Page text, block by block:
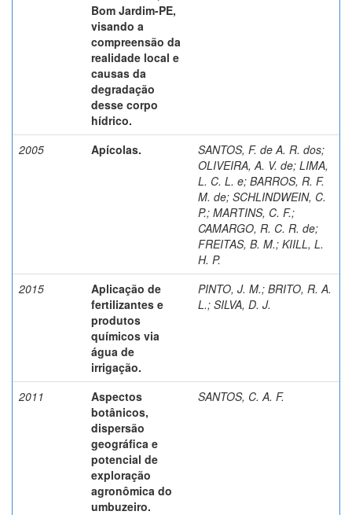
Bom Jardim-PE,
visando a
compreensão da
realidade local e
causas da
degradação
desse corpo
hídrico.
2005
Apícolas. SANTOS, F. de A. R. dos;
OLIVEIRA, A. V. de; LIMA,
L. C. L. e; BARROS, R. F.
M. de; SCHLINDWEIN, C.
P.; MARTINS, C. F.;
CAMARGO, R. C. R. de;
FREITAS, B. M.; KIILL, L.
H. P.
2015
Aplicação de
fertilizantes e
produtos
químicos via
água de
irrigação.
PINTO, J. M.; BRITO, R. A.
L.; SILVA, D. J.
2011
Aspectos
botânicos,
dispersão
geográfica e
potencial de
exploração
agronômica do
umbuzeiro.
SANTOS, C. A. F.